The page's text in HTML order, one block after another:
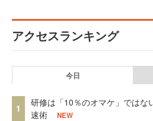
アクセスランキング
今日
1
研修は「10％のオマケ」では
速術
NEW